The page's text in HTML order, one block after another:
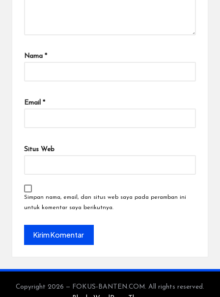
Nama *
Email *
Situs Web
Simpan nama, email, dan situs web saya pada peramban ini
untuk komentar saya berikutnya.
Copyright 2026 — FOKUS-BANTEN.COM. All rights reserved.